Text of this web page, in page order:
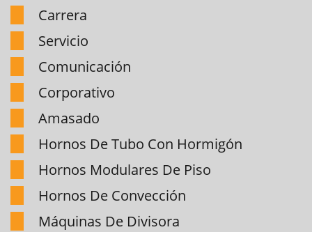
Carrera
Servicio
Comunicación
Corporativo
Amasado
Hornos De Tubo Con Hormigón
Hornos Modulares De Piso
Hornos De Convección
Máquinas De Divisora